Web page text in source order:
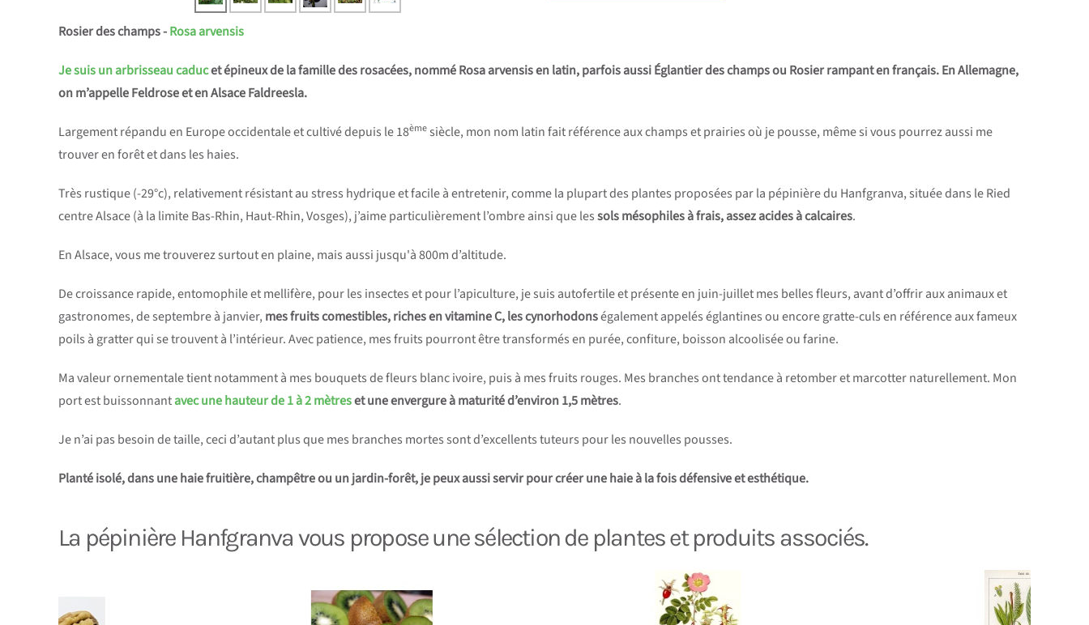
Rosier des champs -Rosa arvensis
Je suis un arbrisseau caducet épineux de la famille des rosacées, nommé Rosa arvensis en latin, parfois aussi Églantier des champs ou Rosier rampant en français. En Allemagne,
on m’appelle Feldrose et en Alsace Faldreesla.
Largement répandu en Europe occidentale et cultivé depuis le 18èmesiècle, mon nom latin fait référence aux champs et prairies où je pousse, même si vous pourrez aussi me
trouver en forêt et dans les haies.
Très rustique (-29°c), relativement résistant au stress hydrique et facile à entretenir, comme la plupart des plantes proposées par la pépinière du Hanfgranva, située dans le Ried
centre Alsace (à la limite Bas-Rhin, Haut-Rhin, Vosges), j’aime particulièrement l’ombre ainsi que lessols mésophiles à frais, assez acides à calcaires.
En Alsace, vous me trouverez surtout en plaine, mais aussi jusqu'à 800m d’altitude.
De croissance rapide, entomophile et mellifère, pour les insectes et pour l’apiculture, je suis autofertile et présente en juin-juillet mes belles fleurs, avant d’offrir aux animaux et
gastronomes, de septembre à janvier, mes fruits comestibles, riches en vitamine C, les cynorhodonségalement appelés églantines ou encore gratte-culs en référence aux fameux
poils à gratter qui se trouvent à l’intérieur. Avec patience, mes fruits pourront être transformés en purée, confiture, boisson alcoolisée ou farine.
Ma valeur ornementale tient notamment à mes bouquets de fleurs blanc ivoire, puis à mes fruits rouges. Mes branches ont tendance à retomber et marcotter naturellement. Mon
port est buissonnantavec une hauteur de 1 à 2 mètreset une envergure à maturité d’environ 1,5 mètres.
Je n’ai pas besoin de taille, ceci d’autant plus que mes branches mortes sont d’excellents tuteurs pour les nouvelles pousses.
Planté isolé, dans une haie fruitière, champêtre ou un jardin-forêt, je peux aussi servir pour créer une haie à la fois défensive et esthétique.
La pépinière Hanfgranva vous propose une sélection de plantes et produits associés.